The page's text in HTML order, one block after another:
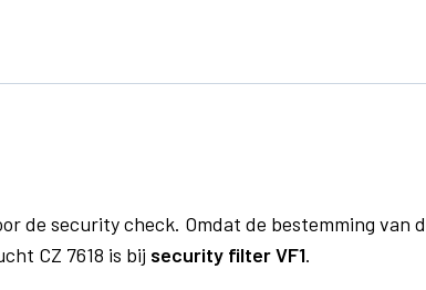
de security check. Omdat de bestemming
CZ 7618 is bij security filter VF1.